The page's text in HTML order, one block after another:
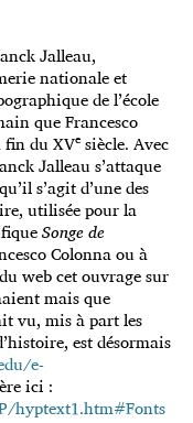
Jalleau,
nationale et
de l’école
que Francesco
fin du XVe siècle. Avec
Jalleau s’attaque
s’agit d’une des
utilisée pour la
Songe de
Colonna ou à
web cet ouvrage sur
mais que
vu, mis à part les
est désormais
e-
ici :
hyptext1.htm#Fonts